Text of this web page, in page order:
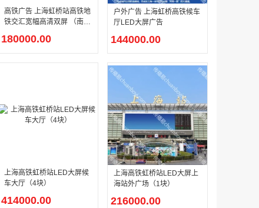
户外广告 河北社区道闸广告 河北小区道闸广告投放价格
香港有轨双层旅游巴士车身广告
￥25300.00
高铁广告 上海虹桥站高铁地
铁交汇宽幅高清双屏 （南北
180000.00
户外广告 上海虹桥高铁候车
厅LED大屏广告
144000.00
上海高铁虹桥站LED大屏候
车大厅（4块）
414000.00
上海高铁虹桥站LED大屏上
海站外广场（1块）
216000.00